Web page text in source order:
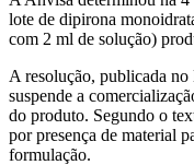
lote de dipirona
com 2 ml de solução)
A resolução, publicada
suspende a
do produto. Segundo o
por presença de material
formulação.